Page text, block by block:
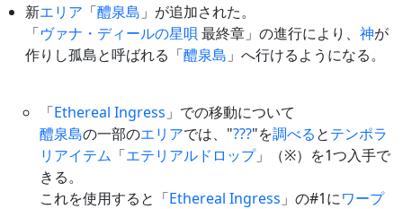
新エリア 「醴泉島 」が追加された。
「ヴァナ・ディールの星唄 最終章」の進行により、 神が
作りし孤島と呼ばれる「醴泉島 」へ行けるようになる。
「Ethereal Ingress 」での移動について
醴泉島の一部のエリアでは、"???"を調べるとテンポラ
リアイテム 「エテリアルドロップ」（※）を1つ入手で
きる。
これを使用すると「Ethereal Ingress 」の#1にワープ